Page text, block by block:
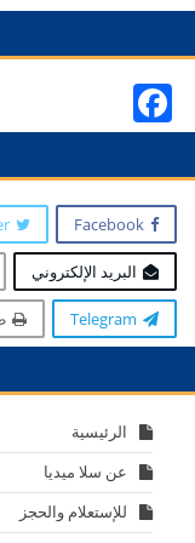
Facebook
البريد الإلكتروني
Telegram
الرئيسية
عن سلا ميديا
للإستعلام والحجز